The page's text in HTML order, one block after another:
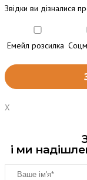
Звідки ви дізналися
Емейл розсилка
X
і ми